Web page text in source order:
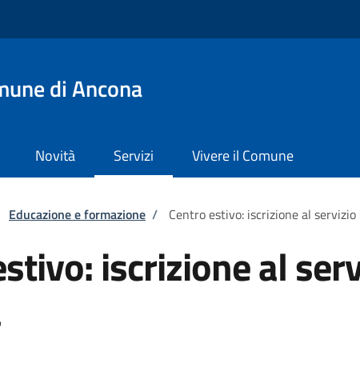
di Ancona
Novità Servizi Vivere il Comune
pane
Educazione e formazione / Centro estivo: iscrizione al
iscrizione al